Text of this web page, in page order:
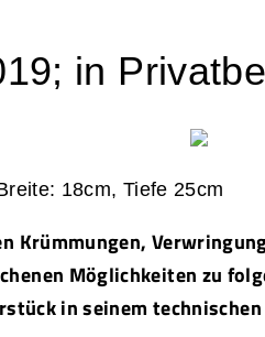
in
18cm, Tiefe 25cm
Krümmungen,
Möglichkeiten zu
in seinem